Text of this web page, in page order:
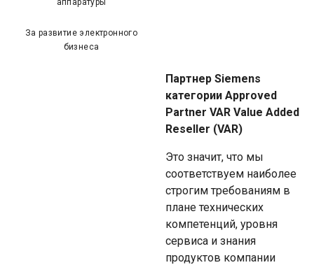
За развитие электронного
бизнеса
Партнер Siemens
категории Approved
Partner VAR Value Added
Reseller (VAR)
Это значит, что мы
соответствуем наиболее
строгим требованиям в
плане технических
компетенций, уровня
сервиса и знания
продуктов компании